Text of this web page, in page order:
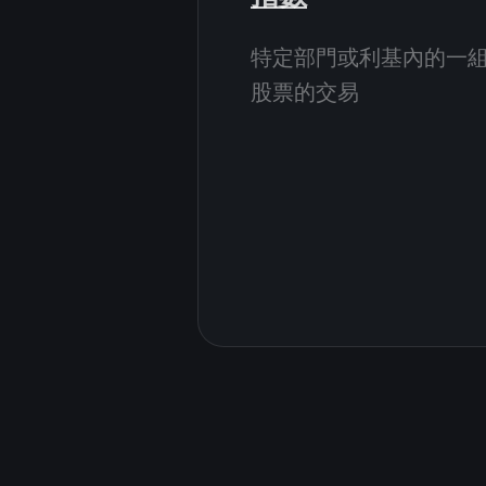
特定部門或利基內的一
股票的交易